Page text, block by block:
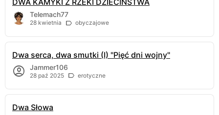
Telemach77
28 kwietnia obyczajowe
Dwa serca, dwa smutki (I) "Pięć dni wojny"
Jammer106
28 paź 2025 erotyczne
Dwa Słowa